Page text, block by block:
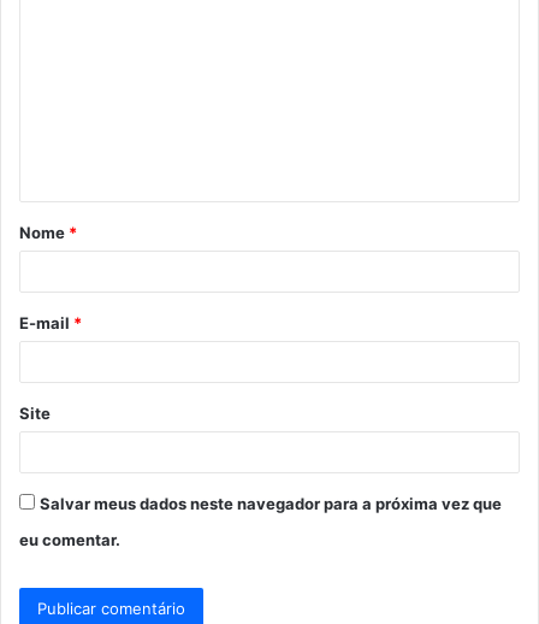
á
r
*
Nome *
E-mail *
Site
Salvar meus dados neste navegador para a próxima vez que
eu comentar.